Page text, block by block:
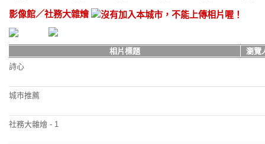
影像館／社務大雜燴
相片標題
瀏覽
詩心
城市推薦
社務大雜燴 - 1